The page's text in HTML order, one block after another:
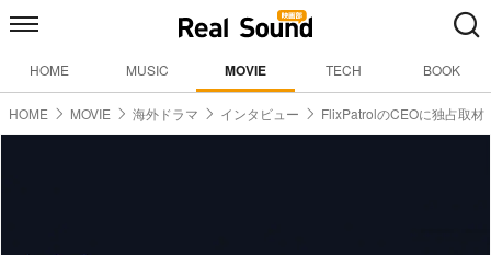
HOME MUSIC MOVIE TECH BOOK
HOME MOVIE 海外ドラマ インタビュー FlixPatrolのCEOに独占取材